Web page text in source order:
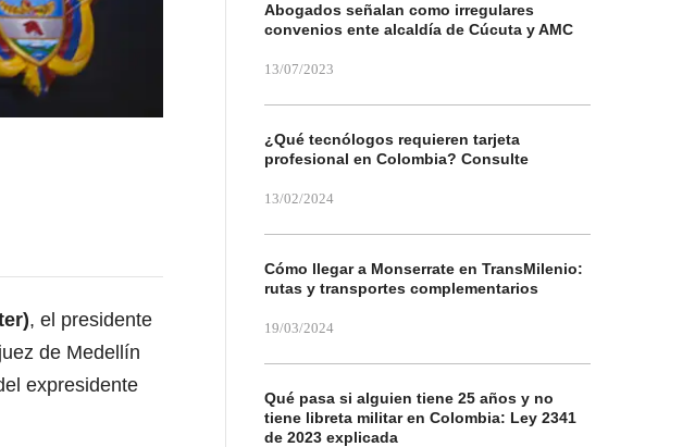
, el presidente
de Medellín
expresidente
Abogados señalan como irregulares
convenios ente alcaldía de Cúcuta y AMC
13/07/2023
¿Qué tecnólogos requieren tarjeta
profesional en Colombia? Consulte
13/02/2024
Cómo llegar a Monserrate en TransMilenio:
rutas y transportes complementarios
19/03/2024
Qué pasa si alguien tiene 25 años y no
tiene libreta militar en Colombia: Ley 2341
de 2023 explicada